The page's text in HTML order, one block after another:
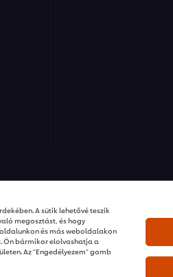
A sütik lehetővé teszik
megosztást, és hogy
és más weboldalakon
Ön bármikor elolvashatja a
Az "Engedélyezem" gomb